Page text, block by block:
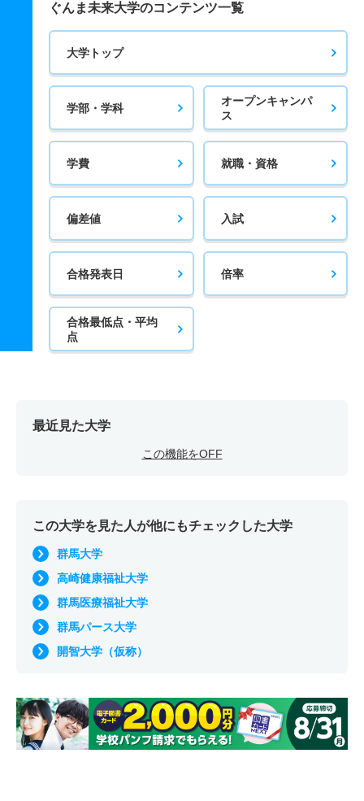
ぐんま未来大学のコンテンツ一覧
大学トップ
学部・学科
オープンキャンパ
ス
学費 就職・資格
偏差値 入試
合格発表日 倍率
合格最低点・平均
点
最近見た大学
この機能をOFF
この大学を見た人が他にもチェックした大学
群馬大学
高崎健康福祉大学
群馬医療福祉大学
群馬パース大学
開智大学（仮称）